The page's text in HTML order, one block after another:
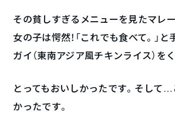
その貧しすぎるメニューを見たマレ
女の子は愕然！「これでも食べて。」
ガイ（東南アジア風チキンライス）を
とってもおいしかったです。そして
かったです。